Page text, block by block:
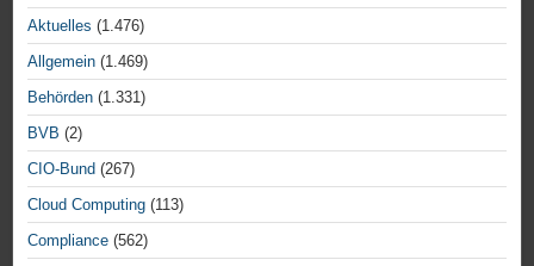
Aktuelles (1.476)
Allgemein (1.469)
Behörden (1.331)
BVB (2)
CIO-Bund (267)
Cloud Computing (113)
Compliance (562)